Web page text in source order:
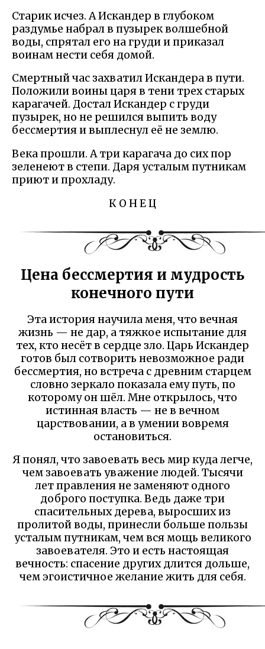
Старик исчез. А Искандер в глубоком
раздумье набрал в пузырек волшебной
воды, спрятал его на груди и приказал
воинам нести себя домой.
Смертный час захватил Искандера в пути.
Положили воины царя в тени трех старых
карагачей. Достал Искандер с груди
пузырек, но не решился выпить воду
бессмертия и выплеснул её не землю.
Века прошли. А три карагача до сих пор
зеленеют в степи. Даря усталым путникам
приют и прохладу.
К О Н Е Ц
Цена бессмертия и мудрость
конечного пути
Эта история научила меня, что вечная
жизнь — не дар, а тяжкое испытание для
тех, кто несёт в сердце зло. Царь Искандер
готов был сотворить невозможное ради
бессмертия, но встреча с древним старцем
словно зеркало показала ему путь, по
которому он шёл. Мне открылось, что
истинная власть — не в вечном
царствовании, а в умении вовремя
остановиться.
Я понял, что завоевать весь мир куда легче,
чем завоевать уважение людей. Тысячи
лет правления не заменяют одного
доброго поступка. Ведь даже три
спасительных дерева, выросших из
пролитой воды, принесли больше пользы
усталым путникам, чем вся мощь великого
завоевателя. Это и есть настоящая
вечность: спасение других длится дольше,
чем эгоистичное желание жить для себя.